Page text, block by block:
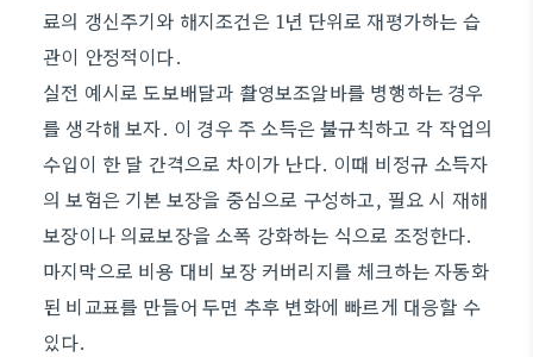
료의 갱신주기와 해지조건은 1년 단위로 재평가하는 습
관이 안정적이다.
실전 예시로 도보배달과 촬영보조알바를 병행하는 경우
를 생각해 보자. 이 경우 주 소득은 불규칙하고 각 작업의
수입이 한 달 간격으로 차이가 난다. 이때 비정규 소득자
의 보험은 기본 보장을 중심으로 구성하고, 필요 시 재해
보장이나 의료보장을 소폭 강화하는 식으로 조정한다.
마지막으로 비용 대비 보장 커버리지를 체크하는 자동화
된 비교표를 만들어 두면 추후 변화에 빠르게 대응할 수
있다.